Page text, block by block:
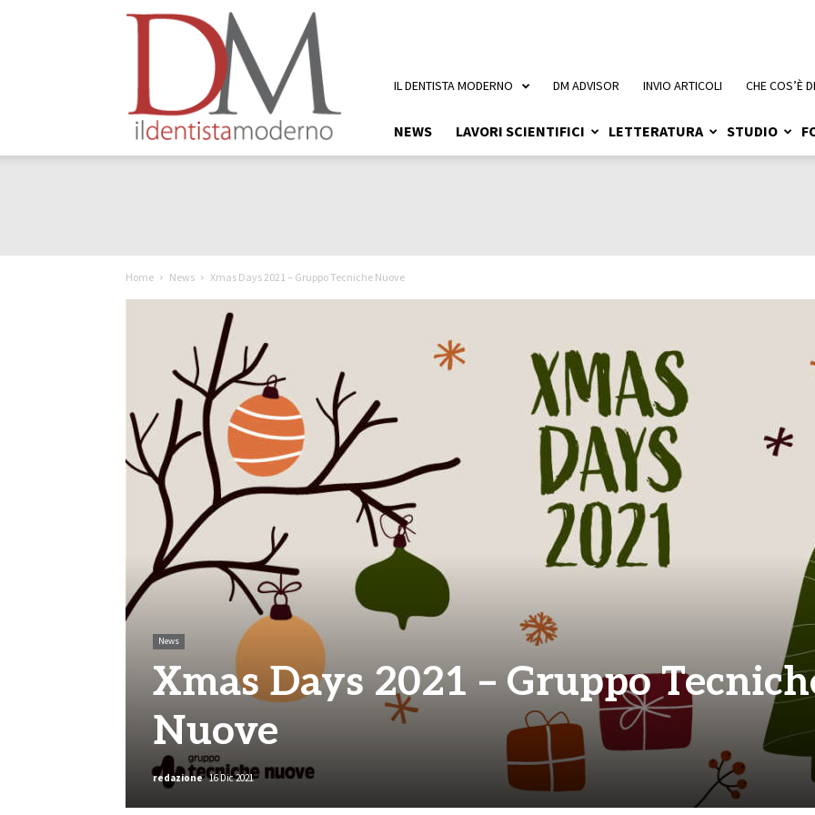
NEWS LAVORI SCIENTIFICI LETTERATURA STUDIO
IL DENTISTA MODERNO DM ADVISOR INVIO ARTICOLI CHE COS’È
Home News Xmas Days 2021 – Gruppo Tecniche Nuove
News
Xmas Days 2021 – Gruppo
Nuove
redazione 16 Dic 2021